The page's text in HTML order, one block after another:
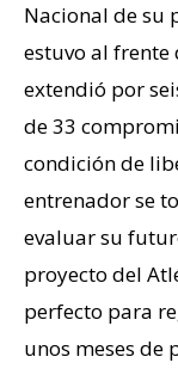
Nacional de su
estuvo al frente
extendió por
de 33
condición de
entrenador se
evaluar su
proyecto del
perfecto para
unos meses de